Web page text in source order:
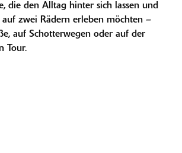
die den Alltag hinter sich lassen und
zwei Rädern erleben möchten –
auf Schotterwegen oder auf der
Tour.